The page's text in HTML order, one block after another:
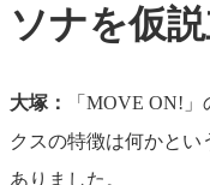
ソナを仮
大塚：
「MOVE ON!
クスの特徴は何かと
ありました。